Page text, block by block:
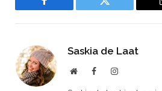
Facebook Twitter
Saskia de Laat
WebsiteFacebookInstagram